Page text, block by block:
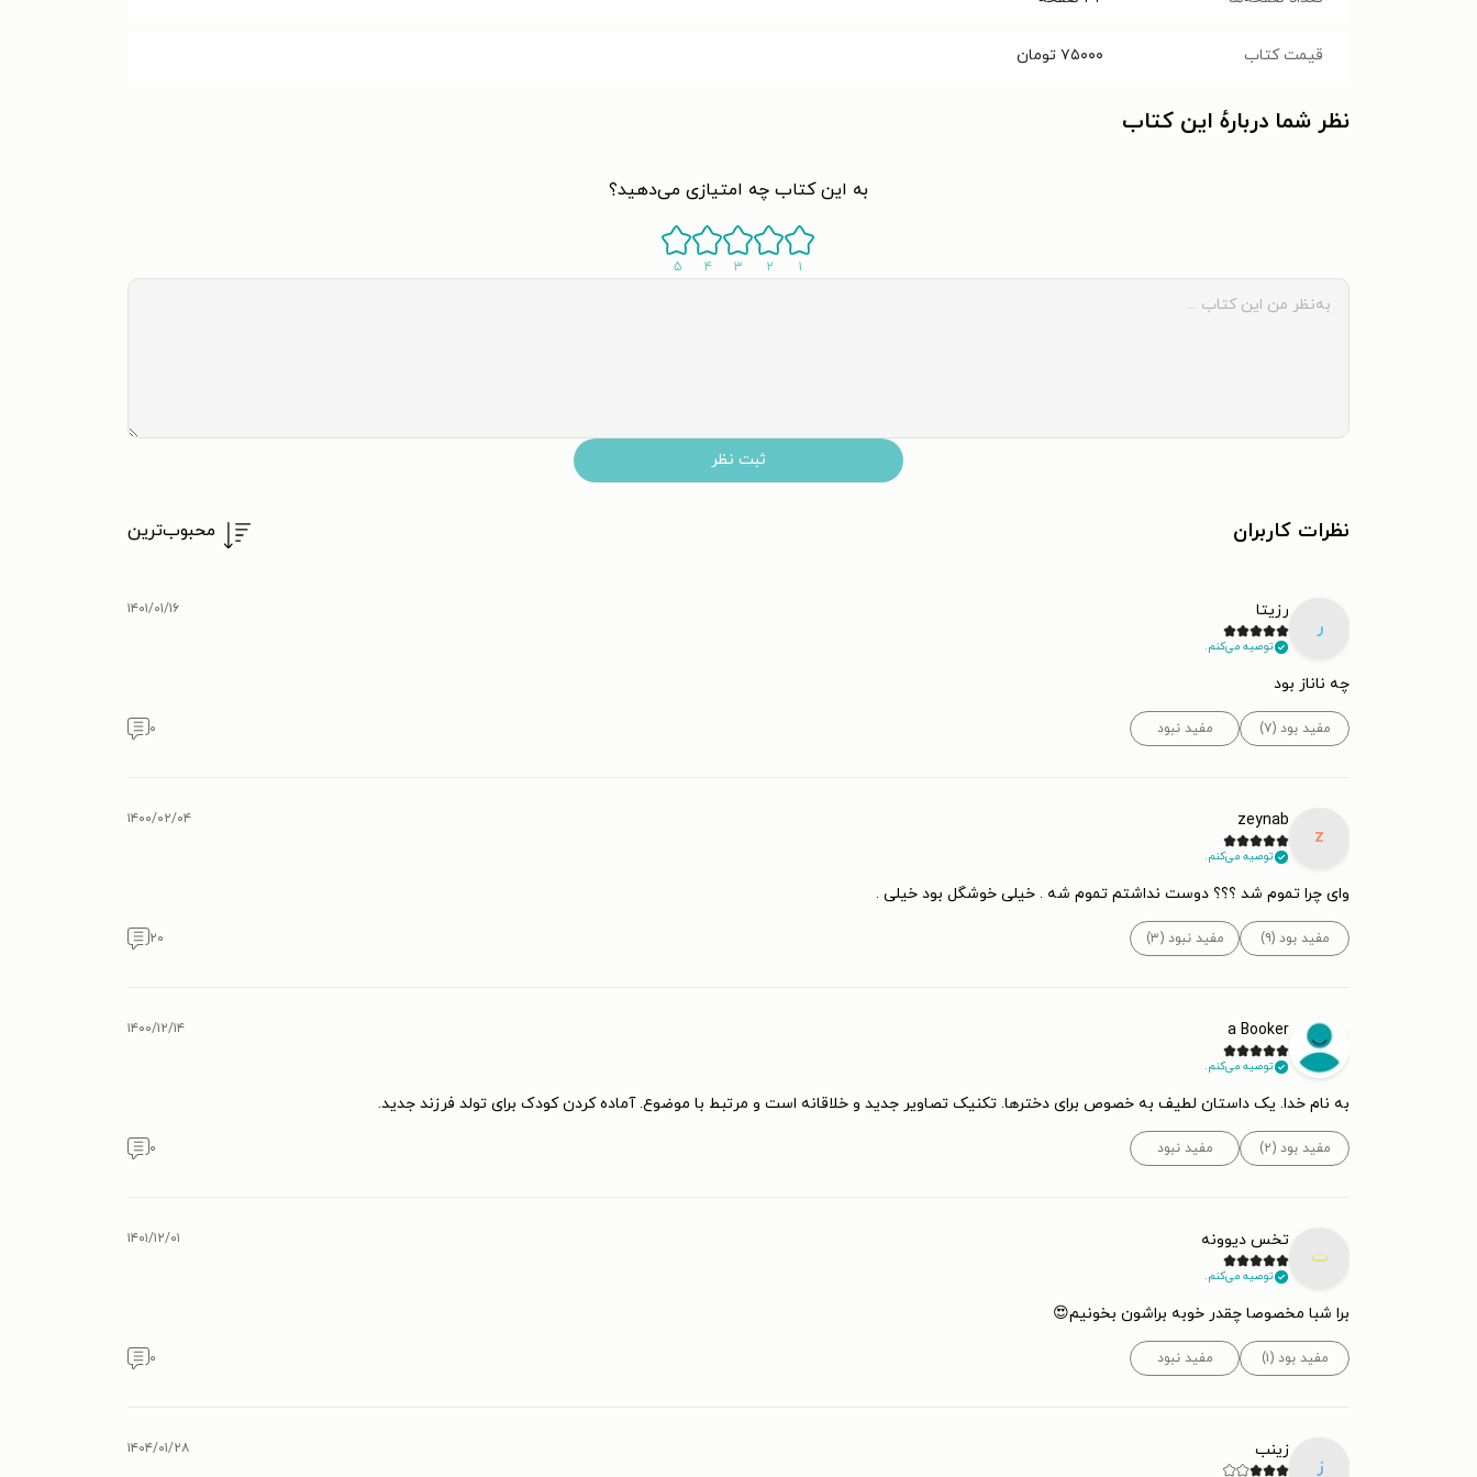
قیمت کتاب ۷۵۰۰۰ تومان
نظر شما دربارهٔ این کتاب
به این کتاب چه امتیازی می‌دهید؟
۱ ۲ ۳ ۴ ۵
ثبت نظر
نظرات کاربران محبوب‌ترین
ر
رزیتا
توصیه می‌کنم.
۱۴۰۱/۰۱/۱۶
چه ناناز بود
مفید بود (۷) مفید نبود ۰
z
zeynab
توصیه می‌کنم.
۱۴۰۰/۰۲/۰۴
وای چرا تموم شد ؟؟؟ دوست نداشتم تموم شه . خیلی خوشگل بود خیلی .
مفید بود (۹) مفید نبود (۳) ۲۰
a Booker
توصیه می‌کنم.
۱۴۰۰/۱۲/۱۴
به نام خدا. یک داستان لطیف به خصوص برای دخترها. تکنیک تصاویر جدید و خلاقانه است و مرتبط با موضوع. آماده کردن کودک برای تولد فرزند جدید.
مفید بود (۲) مفید نبود ۰
ت
تخس دیوونه
توصیه می‌کنم.
۱۴۰۱/۱۲/۰۱
برا شبا مخصوصا چقدر خوبه براشون بخونیم😍
مفید بود (۱) مفید نبود ۰
ز
زینب ۱۴۰۴/۰۱/۲۸